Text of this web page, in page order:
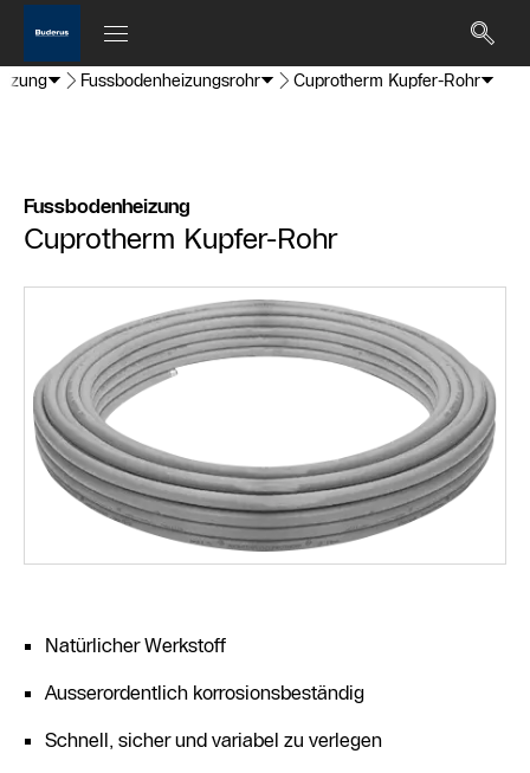
Fussbodenheizungsrohr Cuprotherm Kupfer-Rohr
Fussbodenheizung
Cuprotherm Kupfer-Rohr
Natürlicher Werkstoff
Ausserordentlich korrosionsbeständig
Schnell, sicher und variabel zu verlegen